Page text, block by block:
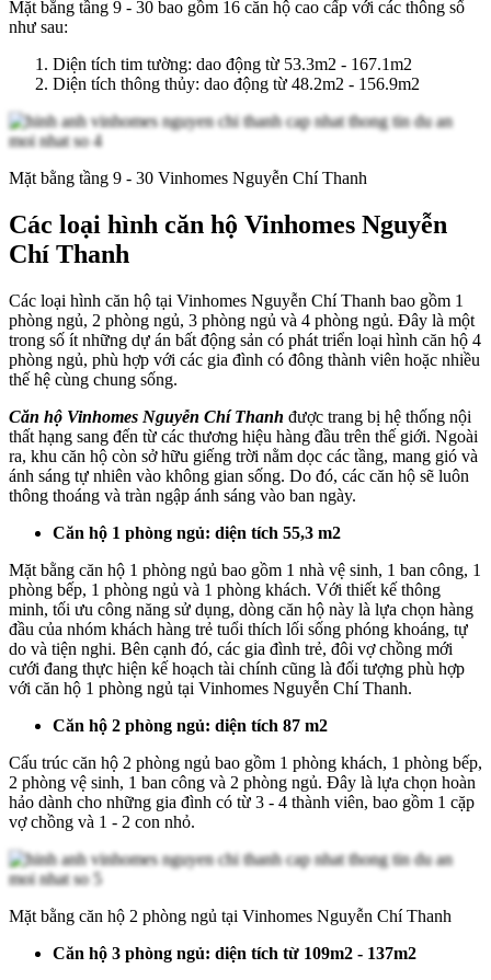
Mặt bằng tầng 9 - 30 bao gồm 16 căn hộ cao cấp với các thông số
như sau:
Diện tích tim tường: dao động từ 53.3m2 - 167.1m2
Diện tích thông thủy: dao động từ 48.2m2 - 156.9m2
Mặt bằng tầng 9 - 30 Vinhomes Nguyễn Chí Thanh
Các loại hình căn hộ Vinhomes Nguyễn
Chí Thanh
Các loại hình căn hộ tại Vinhomes Nguyễn Chí Thanh bao gồm 1
phòng ngủ, 2 phòng ngủ, 3 phòng ngủ và 4 phòng ngủ. Đây là một
trong số ít những dự án bất động sản có phát triển loại hình căn hộ 4
phòng ngủ, phù hợp với các gia đình có đông thành viên hoặc nhiều
thế hệ cùng chung sống.
Căn hộ Vinhomes Nguyễn Chí Thanh được trang bị hệ thống nội
thất hạng sang đến từ các thương hiệu hàng đầu trên thế giới. Ngoài
ra, khu căn hộ còn sở hữu giếng trời nằm dọc các tầng, mang gió và
ánh sáng tự nhiên vào không gian sống. Do đó, các căn hộ sẽ luôn
thông thoáng và tràn ngập ánh sáng vào ban ngày.
Căn hộ 1 phòng ngủ: diện tích 55,3 m2
Mặt bằng căn hộ 1 phòng ngủ bao gồm 1 nhà vệ sinh, 1 ban công, 1
phòng bếp, 1 phòng ngủ và 1 phòng khách. Với thiết kế thông
minh, tối ưu công năng sử dụng, dòng căn hộ này là lựa chọn hàng
đầu của nhóm khách hàng trẻ tuổi thích lối sống phóng khoáng, tự
do và tiện nghi. Bên cạnh đó, các gia đình trẻ, đôi vợ chồng mới
cưới đang thực hiện kế hoạch tài chính cũng là đối tượng phù hợp
với căn hộ 1 phòng ngủ tại Vinhomes Nguyễn Chí Thanh.
Căn hộ 2 phòng ngủ: diện tích 87 m2
Cấu trúc căn hộ 2 phòng ngủ bao gồm 1 phòng khách, 1 phòng bếp,
2 phòng vệ sinh, 1 ban công và 2 phòng ngủ. Đây là lựa chọn hoàn
hảo dành cho những gia đình có từ 3 - 4 thành viên, bao gồm 1 cặp
vợ chồng và 1 - 2 con nhỏ.
Mặt bằng căn hộ 2 phòng ngủ tại Vinhomes Nguyễn Chí Thanh
Căn hộ 3 phòng ngủ: diện tích từ 109m2 - 137m2